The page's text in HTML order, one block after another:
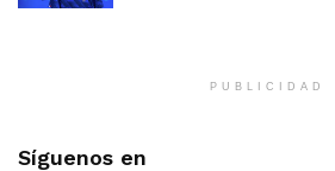
PUBLICIDAD
Síguenos en